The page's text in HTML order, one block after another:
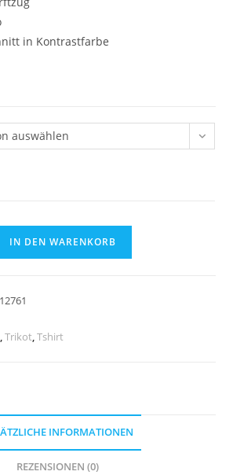
in Kontrastfarbe
auswählen
IN DEN WARENKORB
,Trikot,Tshirt
INFORMATIONEN
REZENSIONEN (0)